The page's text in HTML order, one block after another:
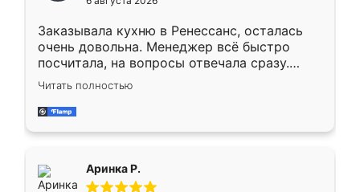
мебели буду заказывать только здесь.
Заказывала кухню в Ренессанс, осталась
очень довольна. Менеджер всё быстро
посчитала, на вопросы отвечала сразу.
Замерщик приехал в субботу, подошёл к
делу со всей ответственностью. Собрали
за день, ребята работали аккуратно, даже
Читать полностью
Аринка Р.